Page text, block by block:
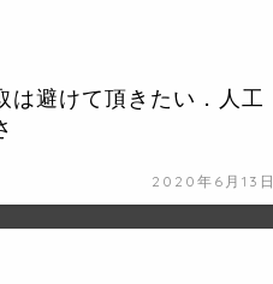
は避けて頂きたい．人工
2020年6月13日